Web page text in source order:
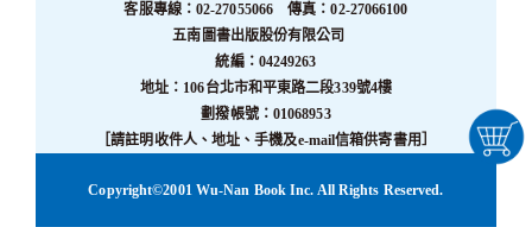
客服專線：02-27055066 傳真：02-27066100
五南圖書出版股份有限公司
統編：04249263
地址：106台北市和平東路二段339號4樓
劃撥帳號：01068953
［請註明收件人、地址、手機及e-mail信箱供寄書用］
Copyright©2001 Wu-Nan Book Inc. All Rights Reserved.